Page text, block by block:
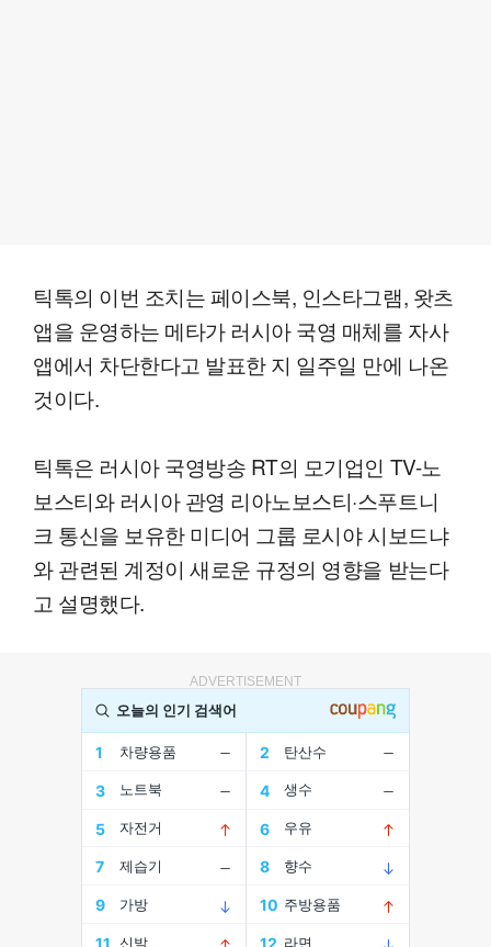
틱톡의 이번 조치는 페이스북, 인스타그램, 왓츠
앱을 운영하는 메타가 러시아 국영 매체를 자사
앱에서 차단한다고 발표한 지 일주일 만에 나온
것이다.
틱톡은 러시아 국영방송 RT의 모기업인 TV-노
보스티와 러시아 관영 리아노보스티·스푸트니
크 통신을 보유한 미디어 그룹 로시야 시보드냐
와 관련된 계정이 새로운 규정의 영향을 받는다
고 설명했다.
ADVERTISEMENT